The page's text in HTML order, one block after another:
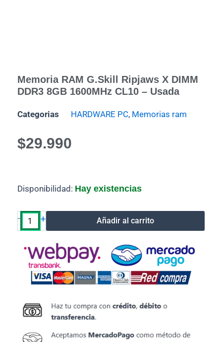
Memoria RAM G.Skill Ripjaws X DIMM
DDR3 8GB 1600MHz CL10 – Usada
Categorias HARDWARE PC, Memorias ram
$29.990
Disponibilidad: Hay existencias
-
Memoria
RAM
Ripjaws
DDR3
8GB
1600MHz
CL10
cantidad
+ Añadir al carrito